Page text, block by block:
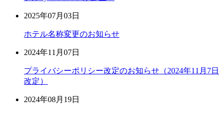
2025年07月03日
ホテル名称変更のお知らせ
2024年11月07日
プライバシーポリシー改定のお知らせ（2024年11月7日
改定）
2024年08月19日